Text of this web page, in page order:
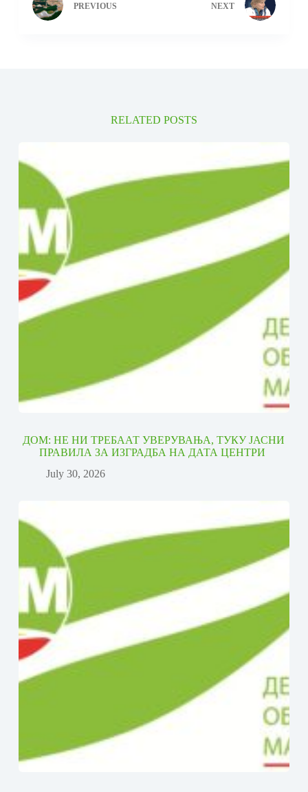
PREVIOUS NEXT
RELATED POSTS
ДОМ: НЕ НИ ТРЕБААТ УВЕРУВАЊА, ТУКУ ЈАСНИ
ПРАВИЛА ЗА ИЗГРАДБА НА ДАТА ЦЕНТРИ
July 30, 2026